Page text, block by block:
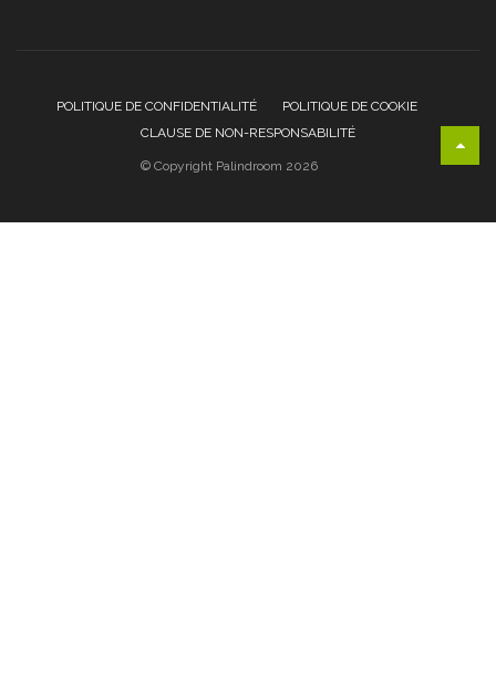
POLITIQUE DE CONFIDENTIALITÉ
POLITIQUE DE COOKIE
CLAUSE DE NON-RESPONSABILITÉ
© Copyright Palindroom 2026